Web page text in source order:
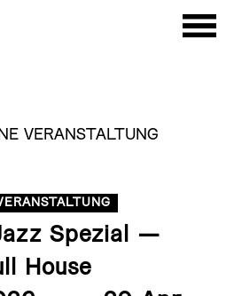
VERANSTALTUNG
Spezial —
House